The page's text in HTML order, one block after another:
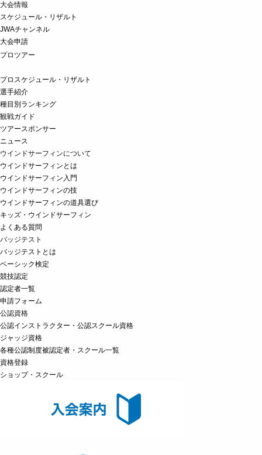
大会情報
スケジュール・リザルト
JWAチャンネル
大会申請
プロツアー
プロスケジュール・リザルト
選手紹介
種目別ランキング
観戦ガイド
ツアースポンサー
ニュース
ウインドサーフィンについて
ウインドサーフィンとは
ウインドサーフィン入門
ウインドサーフィンの技
ウインドサーフィンの道具選び
キッズ・ウインドサーフィン
よくある質問
バッジテスト
バッジテストとは
ベーシック検定
競技認定
認定者一覧
申請フォーム
公認資格
公認インストラクター・公認スクール資格
ジャッジ資格
各種公認制度被認定者・スクール一覧
資格登録
ショップ・スクール